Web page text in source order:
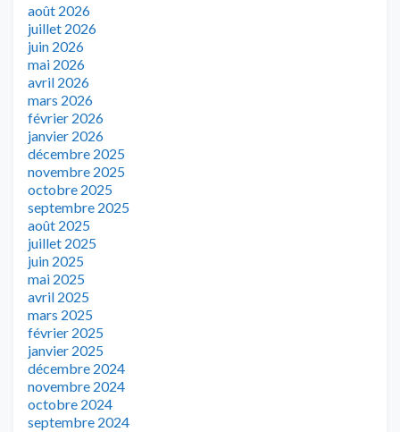
août 2026
juillet 2026
juin 2026
mai 2026
avril 2026
mars 2026
février 2026
janvier 2026
décembre 2025
novembre 2025
octobre 2025
septembre 2025
août 2025
juillet 2025
juin 2025
mai 2025
avril 2025
mars 2025
février 2025
janvier 2025
décembre 2024
novembre 2024
octobre 2024
septembre 2024